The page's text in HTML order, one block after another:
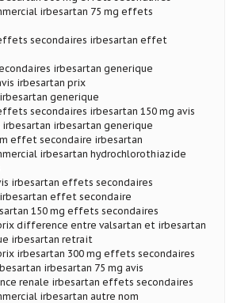
irbesartan 75 mg effets
secondaires irbesartan effet
irbesartan generique
irbesartan prix
generique
secondaires irbesartan 150 mg avis
irbesartan generique
effet secondaire irbesartan
irbesartan hydrochlorothiazide
irbesartan effets secondaires
effet secondaire
150 mg effets secondaires
difference entre valsartan et irbesartan
irbesartan retrait
irbesartan 300 mg effets secondaires
irbesartan 75 mg avis
renale irbesartan effets secondaires
irbesartan autre nom